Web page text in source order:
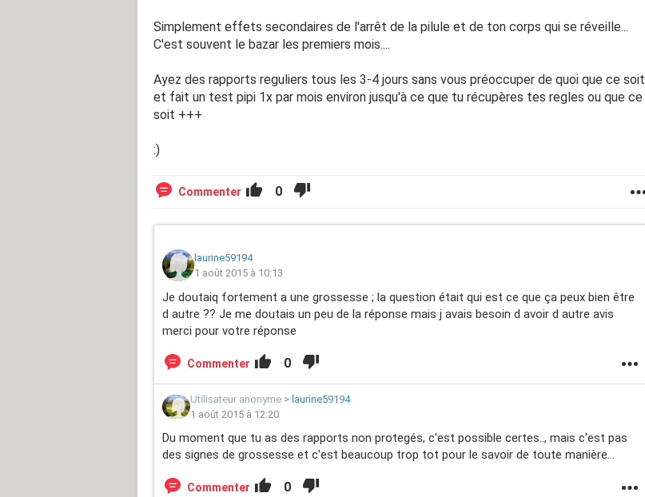
Simplement effets secondaires de l'arrêt de la pilule et de ton corps qui se réveille...
C'est souvent le bazar les premiers mois....
Ayez des rapports reguliers tous les 3-4 jours sans vous préoccuper de quoi que ce soit
et fait un test pipi 1x par mois environ jusqu'à ce que tu récupères tes regles ou que ce
soit +++
:)
Commenter 0
laurine59194
1 août 2015 à 10:13
Je doutaiq fortement a une grossesse ; la question était qui est ce que ça peux bien être
d autre ?? Je me doutais un peu de la réponse mais j avais besoin d avoir d autre avis
merci pour votre réponse
Commenter 0
Utilisateur anonyme > laurine59194
1 août 2015 à 12:20
Du moment que tu as des rapports non protegés, c'est possible certes.., mais c'est pas
des signes de grossesse et c'est beaucoup trop tot pour le savoir de toute manière...
Commenter 0